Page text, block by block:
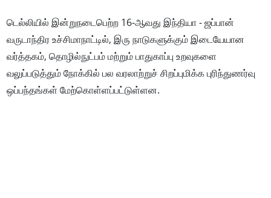
டெல்லியில் இன்றுநடைபெற்ற 16-ஆவது இந்தியா - ஜப்பான்
வருடாந்திர உச்சிமாநாட்டில், இரு நாடுகளுக்கும் இடையேயான
வர்த்தகம், தொழில்நுட்பம் மற்றும் பாதுகாப்பு உறவுகளை
வலுப்படுத்தும் நோக்கில் பல வரலாற்றுச் சிறப்புமிக்க புரிந்துணர்வு
ஒப்பந்தங்கள் மேற்கொள்ளப்பட்டுள்ளன.